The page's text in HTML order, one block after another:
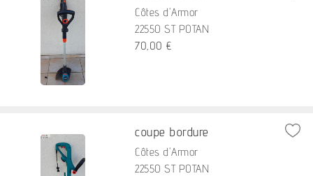
Côtes d'Armor
22550 ST POTAN
70,00 €
coupe bordure
Côtes d'Armor
22550 ST POTAN